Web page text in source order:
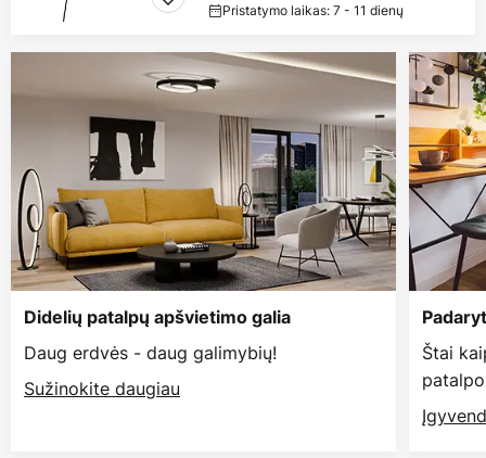
Pristatymo laikas: 7 - 11 dienų
Didelių patalpų apšvietimo galia
Daug erdvės - daug galimybių!
Sužinokite daugiau
Štai